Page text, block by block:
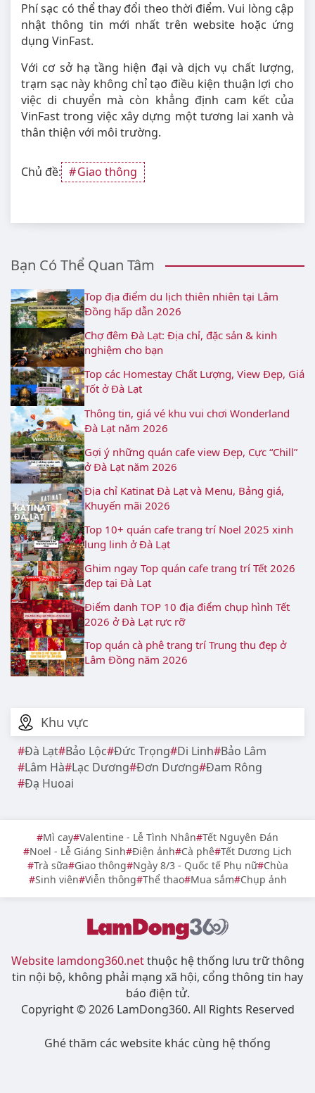
Khu vực
Đà Lạt Bảo Lộc Đức Trọng Di Linh Bảo Lâm
Lâm Hà Lạc Dương Đơn Dương Đam Rông
Đạ Huoai
Phí sạc có thể thay đổi theo thời điểm. Vui lòng cập
nhật thông tin mới nhất trên website hoặc ứng
dụng VinFast.
Với cơ sở hạ tầng hiện đại và dịch vụ chất lượng,
trạm sạc này không chỉ tạo điều kiện thuận lợi cho
việc di chuyển mà còn khẳng định cam kết của
VinFast trong việc xây dựng một tương lai xanh và
thân thiện với môi trường.
Chủ đề: Giao thông
Bạn Có Thể Quan Tâm
Top địa điểm du lịch thiên nhiên tại Lâm
Đồng hấp dẫn 2026
Chợ đêm Đà Lạt: Địa chỉ, đặc sản & kinh
nghiệm cho bạn
Top các Homestay Chất Lượng, View Đẹp, Giá
Tốt ở Đà Lạt
Thông tin, giá vé khu vui chơi Wonderland
Đà Lạt năm 2026
Gợi ý những quán cafe view Đẹp, Cực “Chill”
ở Đà Lạt năm 2026
Địa chỉ Katinat Đà Lạt và Menu, Bảng giá,
Khuyến mãi 2026
Top 10+ quán cafe trang trí Noel 2025 xinh
lung linh ở Đà Lạt
Ghim ngay Top quán cafe trang trí Tết 2026
đẹp tại Đà Lạt
Điểm danh TOP 10 địa điểm chụp hình Tết
2026 ở Đà Lạt rực rỡ
Top quán cà phê trang trí Trung thu đẹp ở
Lâm Đồng năm 2026
Mì cay Valentine - Lễ Tình Nhân Tết Nguyên Đán
Noel - Lễ Giáng Sinh Điện ảnh Cà phê Tết Dương Lịch
Trà sữa Giao thông Ngày 8/3 - Quốc tế Phụ nữ Chùa
Sinh viên Viễn thông Thể thao Mua sắm Chụp ảnh
Website lamdong360.netthuộc hệ thống lưu trữ thông
tin nội bộ, không phải mạng xã hội, cổng thông tin hay
báo điện tử.
Copyright © 2026 LamDong360. All Rights Reserved
Ghé thăm các website khác cùng hệ thống